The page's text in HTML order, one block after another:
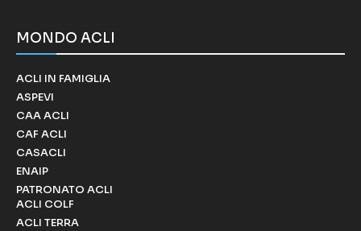
MONDO ACLI
ACLI IN FAMIGLIA
ASPEVI
CAA ACLI
CAF ACLI
CASACLI
ENAIP
PATRONATO ACLI
ACLI COLF
ACLI TERRA